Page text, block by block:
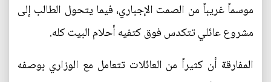
موسماً غريباً من الصمت الإجباري، فيما يتحول الطالب إلى
مشروع عائلي تتكدس فوق كتفيه أحلام البيت كله.
المفارقة أن كثيراً من العائلات تتعامل مع الوزاري بوصفه